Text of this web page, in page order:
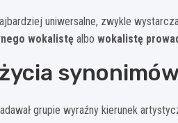
uniwersalne, zwykle
wokalistę albo wokalistę
grupie wyraźny kierunek